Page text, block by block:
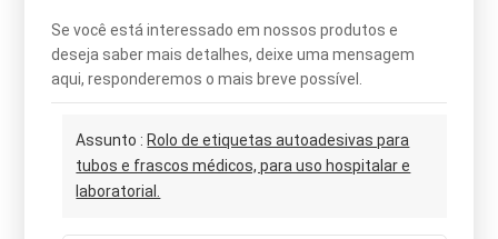
Se você está interessado em nossos produtos e
deseja saber mais detalhes, deixe uma mensagem
aqui, responderemos o mais breve possível.
Assunto : Rolo de etiquetas autoadesivas para
tubos e frascos médicos, para uso hospitalar e
laboratorial.